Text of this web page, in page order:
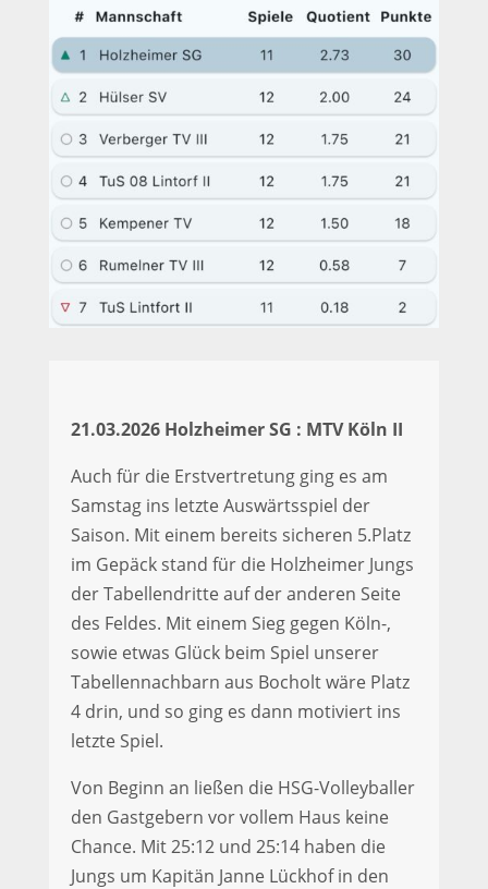
21.03.2026 Holzheimer SG : MTV Köln II
Auch für die Erstvertretung ging es am
Samstag ins letzte Auswärtsspiel der
Saison. Mit einem bereits sicheren 5.Platz
im Gepäck stand für die Holzheimer Jungs
der Tabellendritte auf der anderen Seite
des Feldes. Mit einem Sieg gegen Köln-,
sowie etwas Glück beim Spiel unserer
Tabellennachbarn aus Bocholt wäre Platz
4 drin, und so ging es dann motiviert ins
letzte Spiel.
Von Beginn an ließen die HSG-Volleyballer
den Gastgebern vor vollem Haus keine
Chance. Mit 25:12 und 25:14 haben die
Jungs um Kapitän Janne Lückhof in den